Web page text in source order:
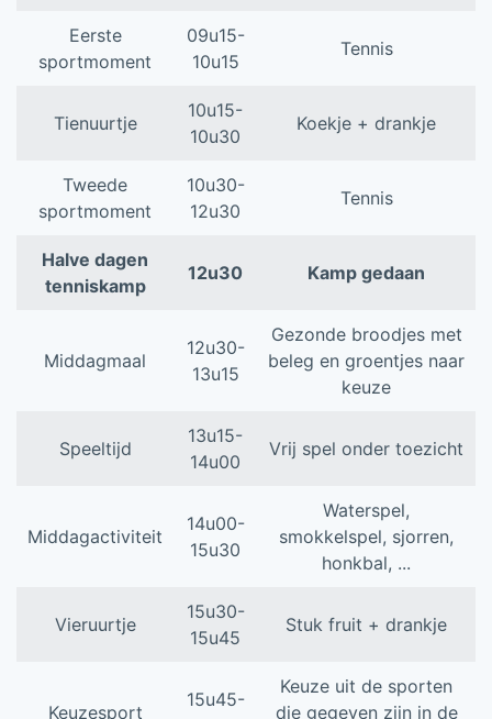
Eerste
sportmoment
09u15-
10u15
Tennis
Tienuurtje
10u15-
10u30
Koekje + drankje
Tweede
sportmoment
10u30-
12u30
Tennis
Halve dagen
tenniskamp
12u30 Kamp gedaan
Middagmaal
12u30-
13u15
Gezonde broodjes met
beleg en groentjes naar
keuze
Speeltijd
13u15-
14u00
Vrij spel onder toezicht
Middagactiviteit
14u00-
15u30
Waterspel,
smokkelspel, sjorren,
honkbal, ...
Vieruurtje
15u30-
15u45
Stuk fruit + drankje
Keuzesport
15u45-
Keuze uit de sporten
die gegeven zijn in de